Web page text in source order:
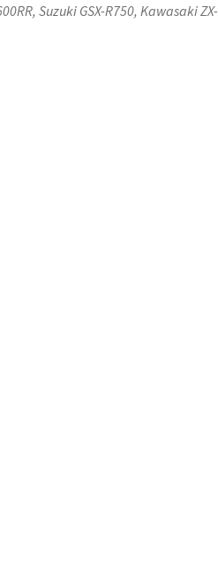
Suzuki GSX-R750, Kawasaki ZX-